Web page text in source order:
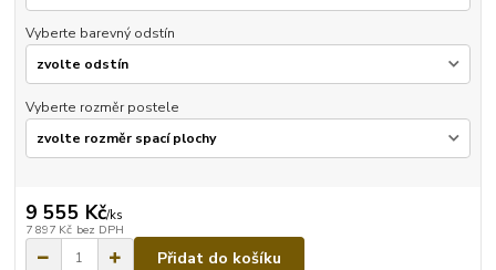
Vyberte barevný odstín
Vyberte rozměr postele
9 555 Kč/ks
7 897 Kč bez DPH
Přidat do košíku